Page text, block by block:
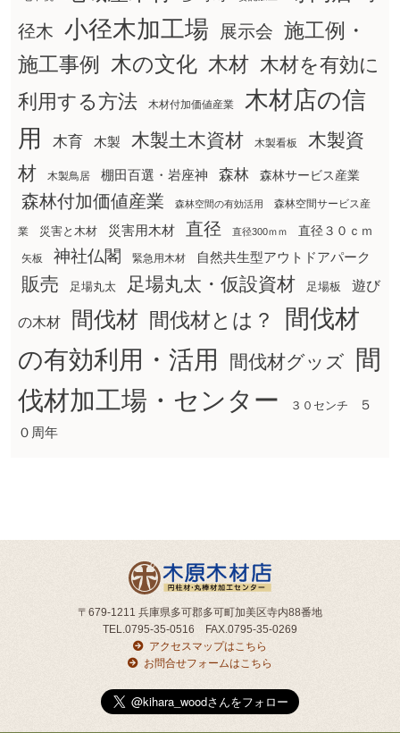
径木 小径木加工場 展示会 施工例・
施工事例
木の文化 木材 木材を有効に
利用する方法
木材付加価値産業
木材店の信
用
木育 木製 木製土木資材 木製看板
木製資
材
木製鳥居 棚田百選・岩座神 森林 森林サービス産業
森林付加価値産業 森林空間の有効活用 森林空間サービス産
業 災害と木材 災害用木材 直径 直径300ｍｍ 直径３０ｃｍ
矢板 神社仏閣 緊急用木材 自然共生型アウトドアパーク
販売 足場丸太 足場丸太・仮設資材 足場板 遊び
の木材 間伐材 間伐材とは？
間伐材
の有効利用・活用
間伐材グッズ
間
伐材加工場・センター
３０センチ
５
０周年
〒679-1211 兵庫県多可郡多可町加美区寺内88番地
TEL.0795-35-0516 FAX.0795-35-0269
アクセスマップはこちら
お問合せフォームはこちら